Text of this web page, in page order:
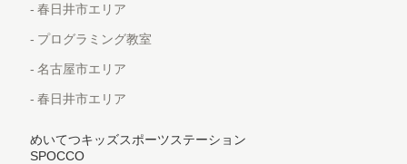
春日井市エリア
プログラミング教室
名古屋市エリア
春日井市エリア
めいてつキッズスポーツステーション
SPOCCO